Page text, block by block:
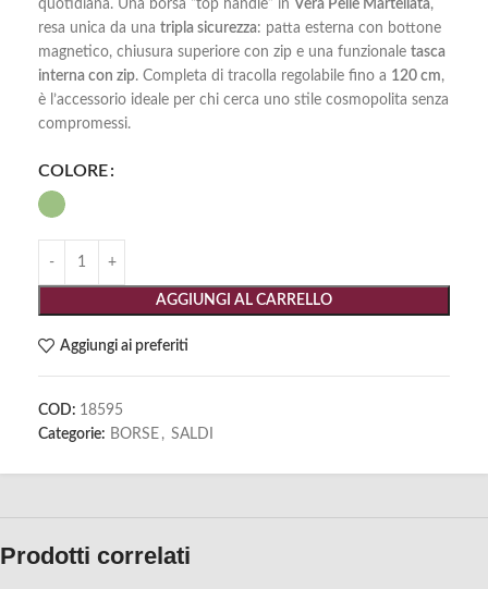
quotidiana. Una borsa “top handle” in Vera Pelle Martellata,
resa unica da una tripla sicurezza: patta esterna con bottone
magnetico, chiusura superiore con zip e una funzionale tasca
interna con zip. Completa di tracolla regolabile fino a 120 cm,
è l’accessorio ideale per chi cerca uno stile cosmopolita senza
compromessi.
COLORE
AGGIUNGI AL CARRELLO
Aggiungi ai preferiti
COD: 18595
Categorie: BORSE , SALDI
Prodotti correlati